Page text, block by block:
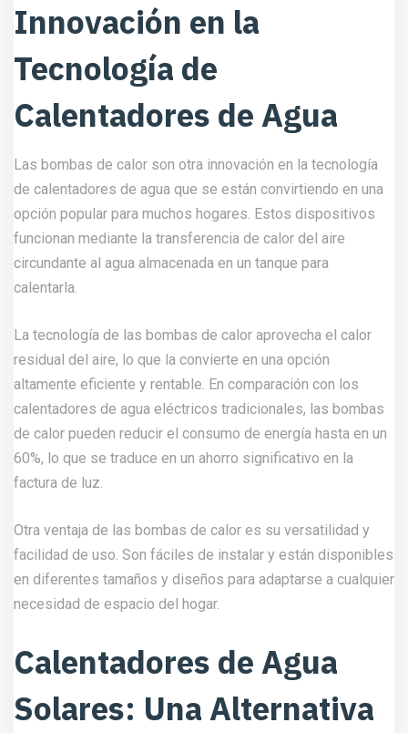
Innovación en la
Tecnología de
Calentadores de Agua
Las bombas de calor son otra innovación en la tecnología
de calentadores de agua que se están convirtiendo en una
opción popular para muchos hogares. Estos dispositivos
funcionan mediante la transferencia de calor del aire
circundante al agua almacenada en un tanque para
calentarla.
La tecnología de las bombas de calor aprovecha el calor
residual del aire, lo que la convierte en una opción
altamente eficiente y rentable. En comparación con los
calentadores de agua eléctricos tradicionales, las bombas
de calor pueden reducir el consumo de energía hasta en un
60%, lo que se traduce en un ahorro significativo en la
factura de luz.
Otra ventaja de las bombas de calor es su versatilidad y
facilidad de uso. Son fáciles de instalar y están disponibles
en diferentes tamaños y diseños para adaptarse a cualquier
necesidad de espacio del hogar.
Calentadores de Agua
Solares: Una Alternativa